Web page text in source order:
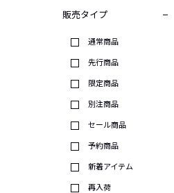
販売タイプ
通常商品
先行商品
限定商品
別注商品
セール商品
予約商品
新着アイテム
再入荷